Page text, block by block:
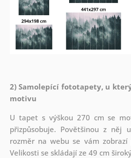
2) Samolepící fototapety, u
motivu
U tapet s výškou 270 cm se
přizpůsobuje. Povětšinou z něj
rozměr na webu se vám zobrazí
Velikosti se skládají ze 49 cm